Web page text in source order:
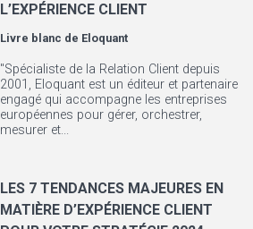
L’EXPÉRIENCE CLIENT
Livre blanc de Eloquant
"Spécialiste de la Relation Client depuis
2001, Eloquant est un éditeur et partenaire
engagé qui accompagne les entreprises
européennes pour gérer, orchestrer,
mesurer et...
LES 7 TENDANCES MAJEURES EN
MATIÈRE D’EXPÉRIENCE CLIENT